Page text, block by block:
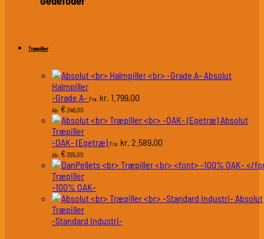
Træpiller
Absolut
Halmpiller
-Grade A- Fra: kr. 1.799,00
Ab: €246,00
Absolut
Træpiller
-OAK- (Egetræ) Fra: kr. 2.589,00
Ab: €355,00
Træpiller
-100% OAK-
Absolut
Træpiller
-Standard Industri-